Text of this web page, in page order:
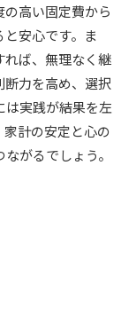
高い固定費から
安心です。ま
れば、無理なく継
力を高め、選択
は実践が結果を左
計の安定と心の
がるでしょう。